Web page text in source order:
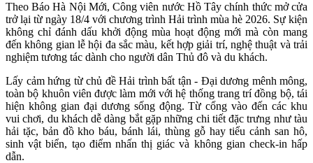
Theo Báo Hà Nội Mới, Công viên nước Hồ Tây chính thức mở cửa
trở lại từ ngày 18/4 với chương trình Hải trình mùa hè 2026. Sự kiện
không chỉ đánh dấu khởi động mùa hoạt động mới mà còn mang
đến không gian lễ hội đa sắc màu, kết hợp giải trí, nghệ thuật và trải
nghiệm tương tác dành cho người dân Thủ đô và du khách.
Lấy cảm hứng từ chủ đề Hải trình bất tận - Đại dương mênh mông,
toàn bộ khuôn viên được làm mới với hệ thống trang trí đồng bộ, tái
hiện không gian đại dương sống động. Từ cổng vào đến các khu
vui chơi, du khách dễ dàng bắt gặp những chi tiết đặc trưng như tàu
hải tặc, bản đồ kho báu, bánh lái, thùng gỗ hay tiểu cảnh san hô,
sinh vật biển, tạo điểm nhấn thị giác và không gian check-in hấp
dẫn.